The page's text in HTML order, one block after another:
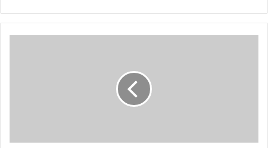
carretera